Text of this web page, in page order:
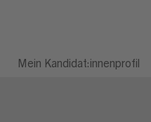
Mein Kandidat:innenprofil